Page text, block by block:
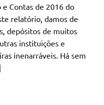
Contas de 2016 do
relatório, damos de
depósitos de muitos
instituições e
inenarráveis. Há sem